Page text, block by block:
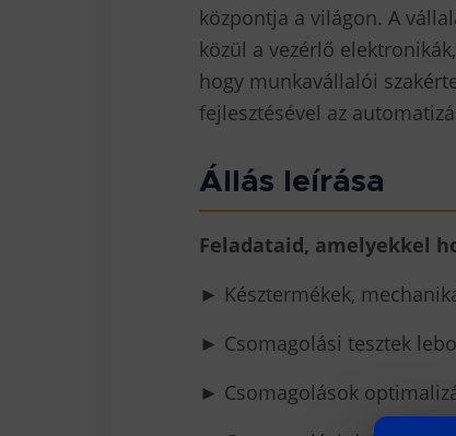
központja a világon. A
közül a vezérlő
hogy munkavállalói
fejlesztésével az
Állás leírása
Feladataid, amelyekkel
► Késztermékek,
► Csomagolási tesztek
► Csomagolások